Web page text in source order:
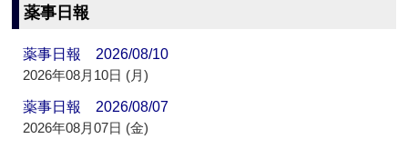
薬事日報
薬事日報 2026/08/10
2026年08月10日 (月)
薬事日報 2026/08/07
2026年08月07日 (金)